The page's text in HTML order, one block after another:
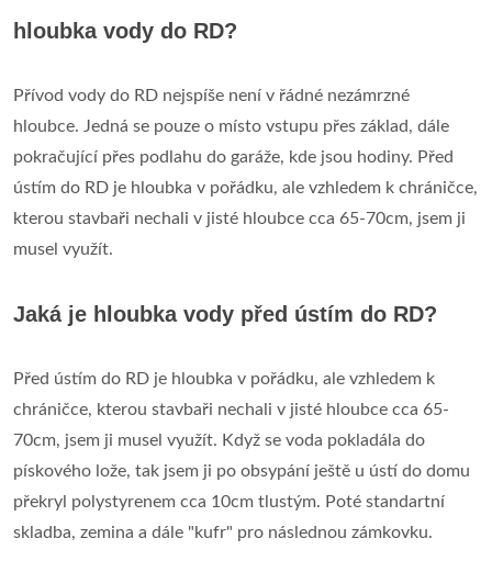
hloubka vody do RD?
Přívod vody do RD nejspíše není v řádné nezámrzné
hloubce. Jedná se pouze o místo vstupu přes základ, dále
pokračující přes podlahu do garáže, kde jsou hodiny. Před
ústím do RD je hloubka v pořádku, ale vzhledem k chráničce,
kterou stavbaři nechali v jisté hloubce cca 65-70cm, jsem ji
musel využít.
Jaká je hloubka vody před ústím do RD?
Před ústím do RD je hloubka v pořádku, ale vzhledem k
chráničce, kterou stavbaři nechali v jisté hloubce cca 65-
70cm, jsem ji musel využít. Když se voda pokladála do
pískového lože, tak jsem ji po obsypání ještě u ústí do domu
překryl polystyrenem cca 10cm tlustým. Poté standartní
skladba, zemina a dále "kufr" pro následnou zámkovku.